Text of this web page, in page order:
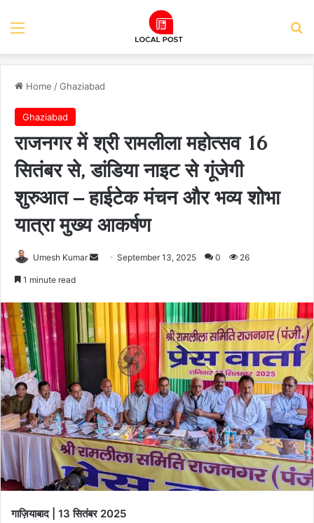
Menu
Home /Ghaziabad
Ghaziabad
राजनगर में श्री रामलीला महोत्सव 16
सितंबर से, डांडिया नाइट से गूंजेगी
शुरुआत – हाईटेक मंचन और भव्य शोभा
यात्रा मुख्य आकर्षण
Umesh Kumar
SendSeptember 13, 2025 0 26
1 minute read
गाज़ियाबाद | 13 सितंबर 2025